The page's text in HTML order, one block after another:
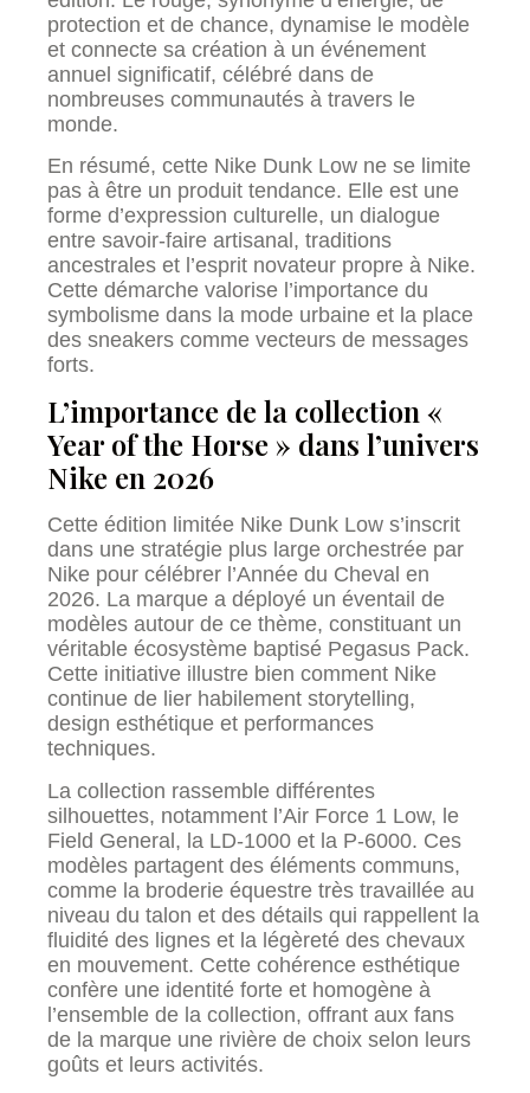
protection et de chance, dynamise le modèle
et connecte sa création à un événement
annuel significatif, célébré dans de
nombreuses communautés à travers le
monde.
En résumé, cette Nike Dunk Low ne se limite
pas à être un produit tendance. Elle est une
forme d’expression culturelle, un dialogue
entre savoir-faire artisanal, traditions
ancestrales et l’esprit novateur propre à Nike.
Cette démarche valorise l’importance du
symbolisme dans la mode urbaine et la place
des sneakers comme vecteurs de messages
forts.
L’importance de la collection «
Year of the Horse » dans l’univers
Nike en 2026
Cette édition limitée Nike Dunk Low s’inscrit
dans une stratégie plus large orchestrée par
Nike pour célébrer l’Année du Cheval en
2026. La marque a déployé un éventail de
modèles autour de ce thème, constituant un
véritable écosystème baptisé Pegasus Pack.
Cette initiative illustre bien comment Nike
continue de lier habilement storytelling,
design esthétique et performances
techniques.
La collection rassemble différentes
silhouettes, notamment l’Air Force 1 Low, le
Field General, la LD-1000 et la P-6000. Ces
modèles partagent des éléments communs,
comme la broderie équestre très travaillée au
niveau du talon et des détails qui rappellent la
fluidité des lignes et la légèreté des chevaux
en mouvement. Cette cohérence esthétique
confère une identité forte et homogène à
l’ensemble de la collection, offrant aux fans
de la marque une rivière de choix selon leurs
goûts et leurs activités.